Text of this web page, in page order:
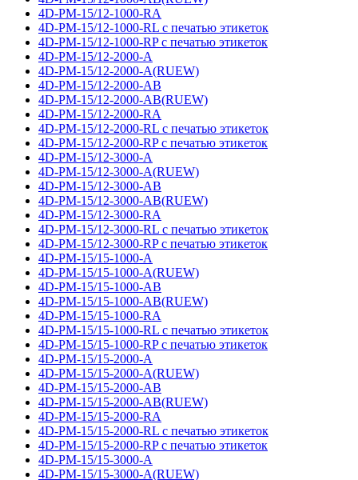
4D-PM-15/12-1000-RA
4D-PM-15/12-1000-RL с печатью этикеток
4D-PM-15/12-1000-RP с печатью этикеток
4D-PM-15/12-2000-A
4D-PM-15/12-2000-A(RUEW)
4D-PM-15/12-2000-AB
4D-PM-15/12-2000-AB(RUEW)
4D-PM-15/12-2000-RA
4D-PM-15/12-2000-RL с печатью этикеток
4D-PM-15/12-2000-RP с печатью этикеток
4D-PM-15/12-3000-A
4D-PM-15/12-3000-A(RUEW)
4D-PM-15/12-3000-AB
4D-PM-15/12-3000-AB(RUEW)
4D-PM-15/12-3000-RA
4D-PM-15/12-3000-RL с печатью этикеток
4D-PM-15/12-3000-RP с печатью этикеток
4D-PM-15/15-1000-A
4D-PM-15/15-1000-A(RUEW)
4D-PM-15/15-1000-AB
4D-PM-15/15-1000-AB(RUEW)
4D-PM-15/15-1000-RA
4D-PM-15/15-1000-RL с печатью этикеток
4D-PM-15/15-1000-RP с печатью этикеток
4D-PM-15/15-2000-A
4D-PM-15/15-2000-A(RUEW)
4D-PM-15/15-2000-AB
4D-PM-15/15-2000-AB(RUEW)
4D-PM-15/15-2000-RA
4D-PM-15/15-2000-RL с печатью этикеток
4D-PM-15/15-2000-RP с печатью этикеток
4D-PM-15/15-3000-A
4D-PM-15/15-3000-A(RUEW)